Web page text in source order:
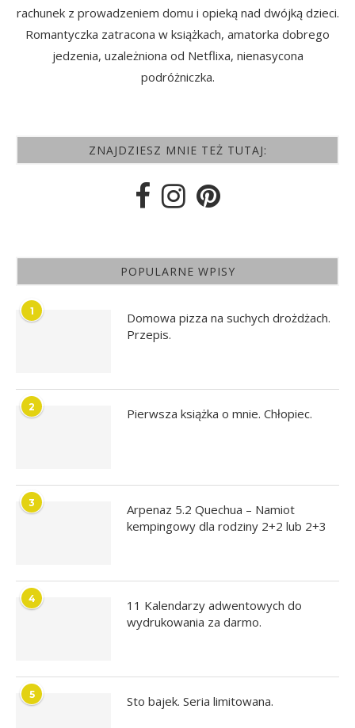
rachunek z prowadzeniem domu i opieką nad dwójką dzieci.
Romantyczka zatracona w książkach, amatorka dobrego
jedzenia, uzależniona od Netflixa, nienasycona
podróżniczka.
ZNAJDZIESZ MNIE TEŻ TUTAJ:
POPULARNE WPISY
1
Domowa pizza na suchych drożdżach.
Przepis.
2 Pierwsza książka o mnie. Chłopiec.
3
Arpenaz 5.2 Quechua – Namiot
kempingowy dla rodziny 2+2 lub 2+3
4
11 Kalendarzy adwentowych do
wydrukowania za darmo.
5 Sto bajek. Seria limitowana.